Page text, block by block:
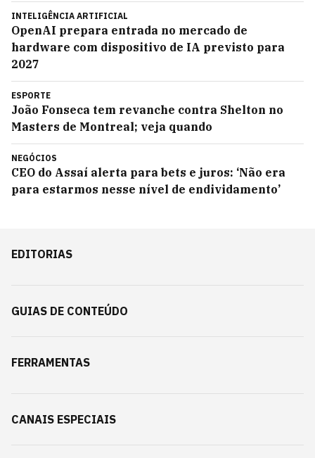
INTELIGÊNCIA ARTIFICIAL
OpenAI prepara entrada no mercado de
hardware com dispositivo de IA previsto para
2027
ESPORTE
João Fonseca tem revanche contra Shelton no
Masters de Montreal; veja quando
NEGÓCIOS
CEO do Assaí alerta para bets e juros: ‘Não era
para estarmos nesse nível de endividamento’
EDITORIAS
GUIAS DE CONTEÚDO
FERRAMENTAS
CANAIS ESPECIAIS